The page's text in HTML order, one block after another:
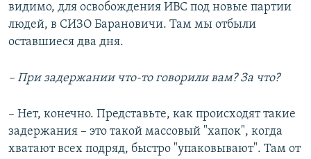
видимо, для освобождения ИВС под новые партии
людей, в СИЗО Барановичи. Там мы отбыли
оставшиеся два дня.
– При задержании что-то говорили вам? За что?
– Нет, конечно. Представьте, как происходят такие
задержания – это такой массовый "хапок", когда
хватают всех подряд, быстро "упаковывают". Там от